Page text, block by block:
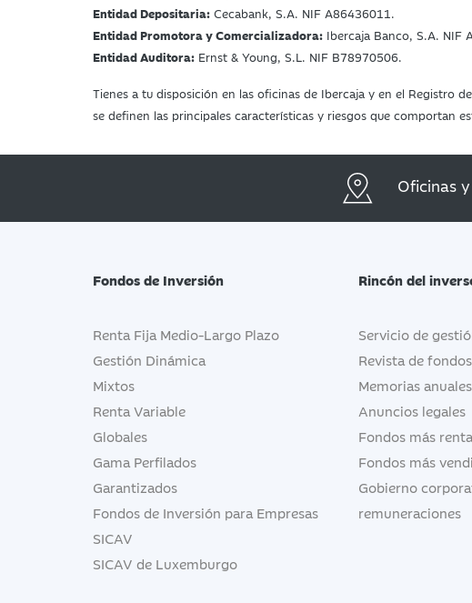
Entidad Depositaria: Cecabank, S.A. NIF A86436011.
Entidad Promotora y Comercializadora: Ibercaja Banco, S.A. NIF
Entidad Auditora: Ernst & Young, S.L. NIF B78970506.
Tienes a tu disposición en las oficinas de Ibercaja y en el Registro
se definen las principales características y riesgos que comportan
Oficinas
Fondos de Inversión
Renta Fija Medio-Largo Plazo
Gestión Dinámica
Mixtos
Renta Variable
Globales
Gama Perfilados
Garantizados
Fondos de Inversión para Empresas
SICAV
SICAV de Luxemburgo
Rincón del
Servicio de
Revista de fondos
Memorias anuales
Anuncios legales
Fondos más
Fondos más
Gobierno
remuneraciones